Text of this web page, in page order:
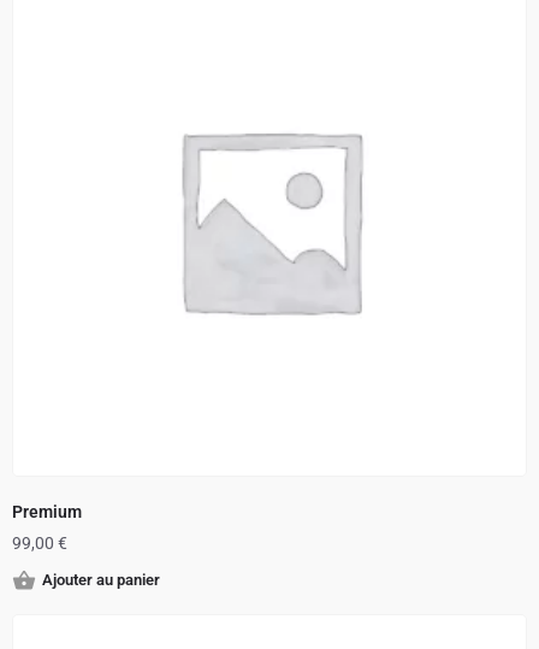
Premium
99,00 €
Ajouter au panier